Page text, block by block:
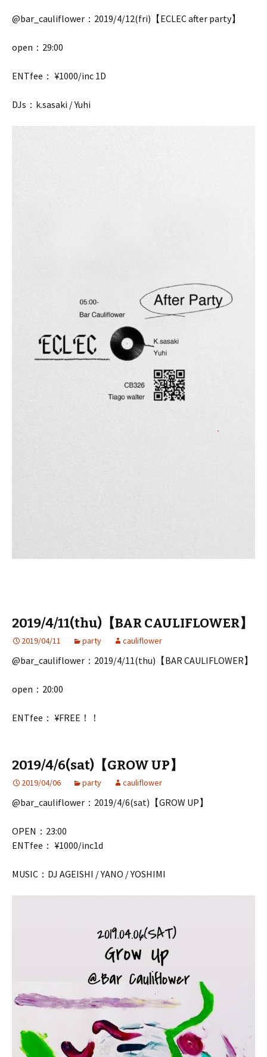
@bar_cauliflower：2019/4/12(fri)【ECLEC after party】
open：29:00
ENTfee： ¥1000/inc 1D
DJs：k.sasaki / Yuhi
2019/4/11(thu)【BAR CAULIFLOWER】
2019/04/11 party cauliflower
@bar_cauliflower：2019/4/11(thu)【BAR CAULIFLOWER】
open：20:00
ENTfee： ¥FREE！！
2019/4/6(sat)【GROW UP】
2019/04/06 party cauliflower
@bar_cauliflower：2019/4/6(sat)【GROW UP】
OPEN：23:00
ENTfee： ¥1000/inc1d
MUSIC：DJ AGEISHI / YANO / YOSHIMI